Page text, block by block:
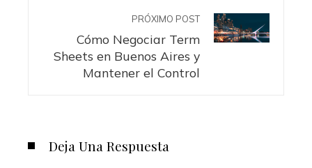
PRÓXIMO POST
Cómo Negociar Term
Sheets en Buenos Aires y
Mantener el Control
Deja Una Respuesta